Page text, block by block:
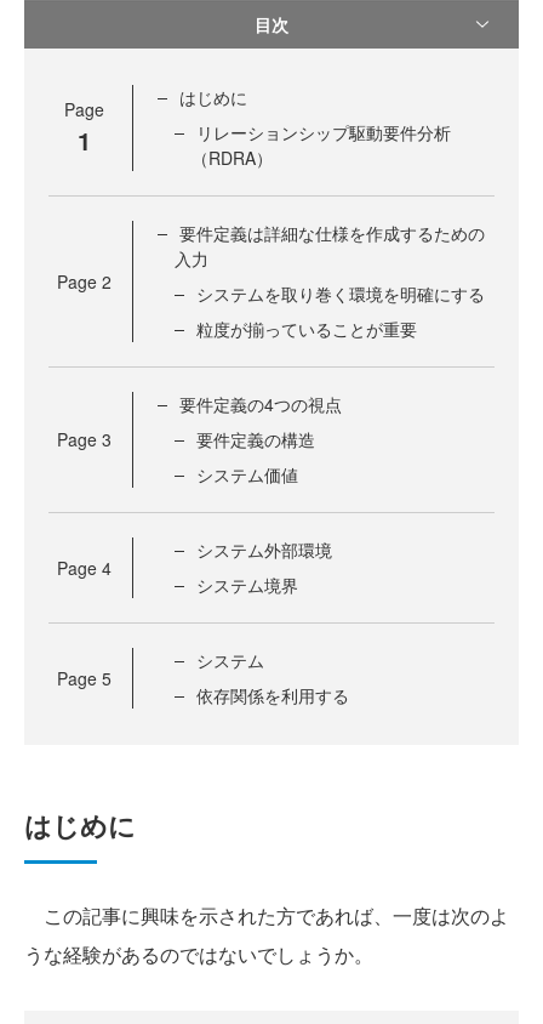
目次
Page
1
はじめに
リレーションシップ駆動要件分析
（RDRA）
Page 2
要件定義は詳細な仕様を作成するための
入力
システムを取り巻く環境を明確にする
粒度が揃っていることが重要
Page 3
要件定義の4つの視点
要件定義の構造
システム価値
Page 4
システム外部環境
システム境界
Page 5
システム
依存関係を利用する
はじめに
この記事に興味を示された方であれば、一度は次のよ
うな経験があるのではないでしょうか。